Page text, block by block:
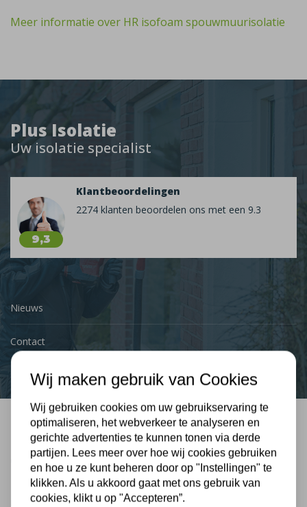
Plus Isolatie
Uw isolatie specialist
9,3
Klantbeoordelingen
2274 klanten beoordelen ons met een 9.3
Nieuws
Contact
Bel mij terug
Gratis, vrijblijvend advies
Meer informatie over HR isofoam spouwmuurisolatie
Wij maken gebruik van Cookies
Wij gebruiken cookies om uw gebruikservaring te
optimaliseren, het webverkeer te analyseren en
gerichte advertenties te kunnen tonen via derde
partijen. Lees meer over hoe wij cookies gebruiken
en hoe u ze kunt beheren door op "Instellingen" te
klikken. Als u akkoord gaat met ons gebruik van
cookies, klikt u op "Accepteren”.